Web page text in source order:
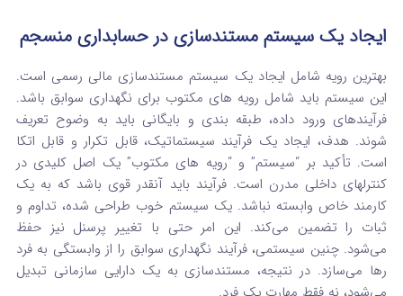
ایجاد یک سیستم مستندسازی در حسابداری منسجم
بهترین رویه شامل ایجاد یک سیستم مستندسازی مالی رسمی است.
این سیستم باید شامل رویه های مکتوب برای نگهداری سوابق باشد.
فرآیندهای ورود داده، طبقه‌ بندی و بایگانی باید به وضوح تعریف
شوند. هدف، ایجاد یک فرآیند سیستماتیک، قابل تکرار و قابل اتکا
است. تأکید بر “سیستم” و “رویه های مکتوب” یک اصل کلیدی در
کنترلهای داخلی مدرن است. فرآیند باید آنقدر قوی باشد که به یک
کارمند خاص وابسته نباشد. یک سیستم خوب طراحی‌ شده، تداوم و
ثبات را تضمین می‌کند. این امر حتی با تغییر پرسنل نیز حفظ
می‌شود. چنین سیستمی، فرآیند نگهداری سوابق را از وابستگی به فرد
رها می‌سازد. در نتیجه، مستندسازی به یک دارایی سازمانی تبدیل